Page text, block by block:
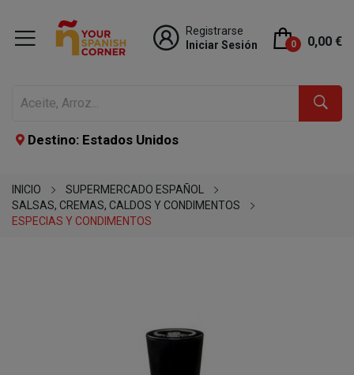
Registrarse
Iniciar Sesión
0 0,00 €
Destino: Estados Unidos
INICIO
SUPERMERCADO ESPAÑOL
SALSAS, CREMAS, CALDOS Y CONDIMENTOS
ESPECIAS Y CONDIMENTOS